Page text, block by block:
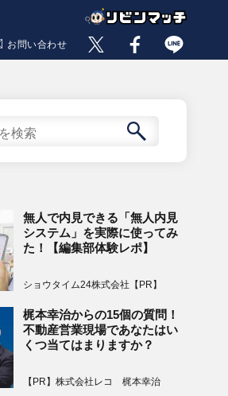
お問い合わせ
無人で内見できる「無人内見
システム」を実際に使ってみ
た！【編集部体験レポ】
ショウタイム24株式会社【PR】
梶本幸治からの15個の質問！
不動産営業現場であなたはい
くつ当てはまりますか？
【PR】株式会社レコ 梶本幸治